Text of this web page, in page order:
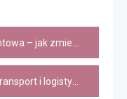
oblicze komputerów
i logistykę